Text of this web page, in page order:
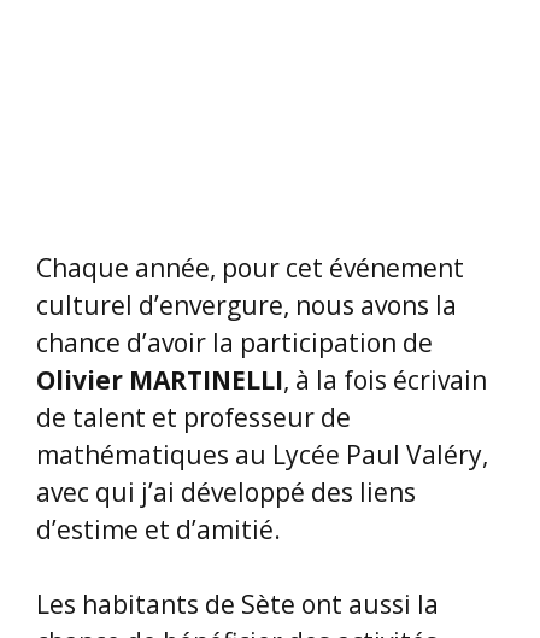
Olivier MARTINELLI , à la fois écrivain
de talent et professeur de
mathématiques au Lycée Paul Valéry,
avec qui j’ai développé des liens
d’estime et d’amitié.
Les habitants de Sète ont aussi la
chance de bénéficier des activités
l’association «Sète Accueil ».Ils
organisent plein d’animations, des